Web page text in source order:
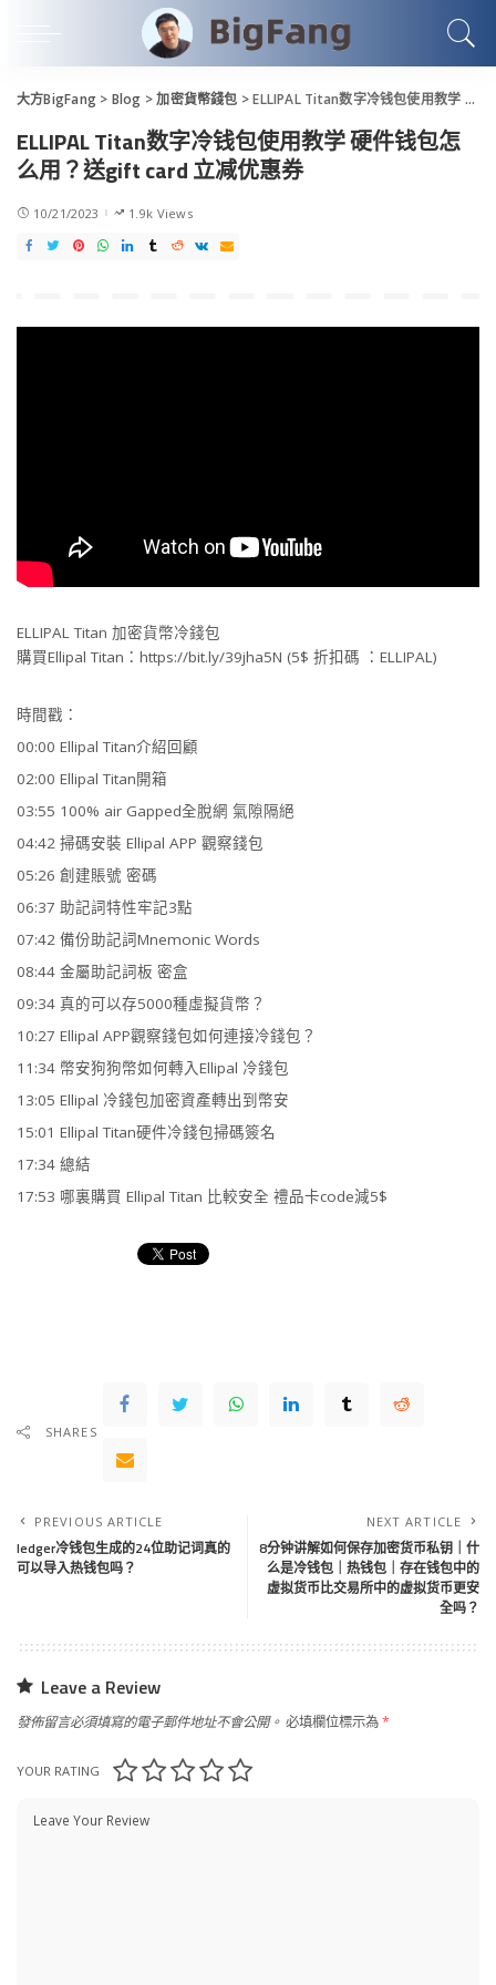
大方BigFang > Blog >加密貨幣錢包 >ELLIPAL Titan数字冷钱包使用教学 硬件钱包怎么用？送gift card 立减优惠券
ELLIPAL Titan数字冷钱包使用教学 硬件钱包怎
么用？送gift card 立减优惠券
10/21/2023 1.9k Views
ELLIPAL Titan 加密貨幣冷錢包
購買Ellipal Titan：https://bit.ly/39jha5N (5$ 折扣碼 ：ELLIPAL)
時間戳：
00:00 Ellipal Titan介紹回顧
02:00 Ellipal Titan開箱
03:55 100% air Gapped全脫網 氣隙隔絕
04:42 掃碼安裝 Ellipal APP 觀察錢包
05:26 創建賬號 密碼
06:37 助記詞特性牢記3點
07:42 備份助記詞Mnemonic Words
08:44 金屬助記詞板 密盒
09:34 真的可以存5000種虛擬貨幣？
10:27 Ellipal APP觀察錢包如何連接冷錢包？
11:34 幣安狗狗幣如何轉入Ellipal 冷錢包
13:05 Ellipal 冷錢包加密資產轉出到幣安
15:01 Ellipal Titan硬件冷錢包掃碼簽名
17:34 總結
17:53 哪裏購買 Ellipal Titan 比較安全 禮品卡code減5$
SHARES
PREVIOUS ARTICLE
ledger冷钱包生成的24位助记词真的
可以导入热钱包吗？
NEXT ARTICLE
8分钟讲解如何保存加密货币私钥｜什
么是冷钱包｜热钱包｜存在钱包中的
虚拟货币比交易所中的虚拟货币更安
全吗？
Leave a Review
發佈留言必須填寫的電子郵件地址不會公開。 必填欄位標示為*
YOUR RATING